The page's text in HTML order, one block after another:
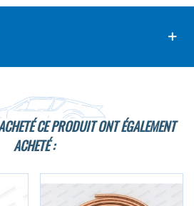
CE PRODUIT ONT ÉGALEMENT
ACHETÉ :